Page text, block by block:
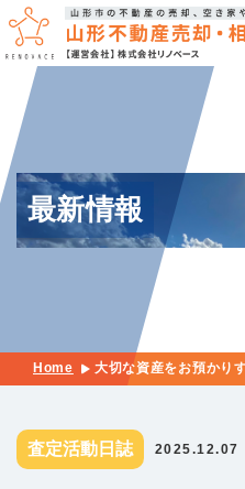
最新情報
Home 大切な資産をお預かり
査定活動日誌 2025.12.07